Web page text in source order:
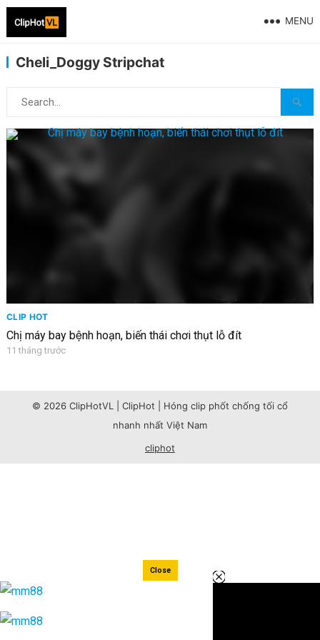
MENU
Cheli_Doggy Stripchat
CLIP HOT
Chị máy bay bệnh hoạn, biến thái chơi thụt lỗ đít
11 tháng trước
© 2026 ClipHotVL | ClipHot | Hóng clip phốt chống tối cổ
nhanh nhất Việt Nam
cliphot
Close